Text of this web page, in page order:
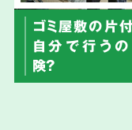
ゴミ屋敷の片
自分で行う
険？